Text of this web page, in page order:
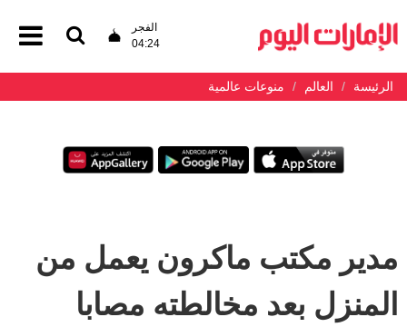
الفجر
04:24
الرئيسة العالم منوعات عالمية
مدير مكتب ماكرون يعمل من
المنزل بعد مخالطته مصابا